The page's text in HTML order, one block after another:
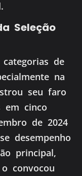
Seleção
de
na
seu faro
em cinco
de 2024
desempenho
principal,
convocou